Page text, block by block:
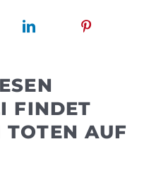
FINDET
TOTEN AUF